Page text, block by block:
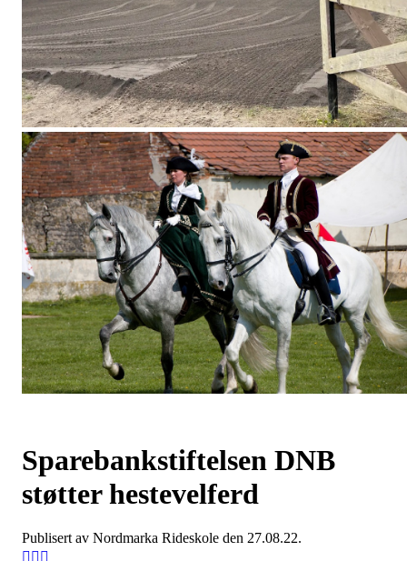
Sparebankstiftelsen DNB
støtter hestevelferd
Publisert av Nordmarka Rideskole den 27.08.22.